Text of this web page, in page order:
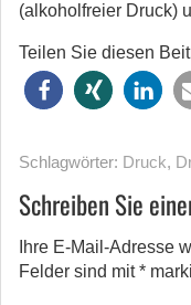
(alkoholfreier Druck)
Teilen Sie diesen
Schlagwörter: Druck,
Schreiben Sie
Ihre E-Mail-Adresse
Felder sind mit*